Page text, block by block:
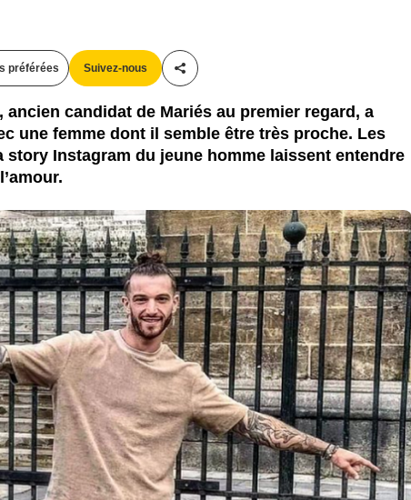
préférées Suivez-nous
Partager cet article
ancien candidat de Mariés au premier regard, a
une femme dont il semble être très proche. Les
story Instagram du jeune homme laissent entendre